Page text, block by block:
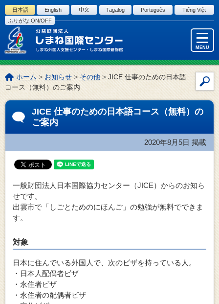
このページの本文へ
日本語 English 中文 Tagalog Português
Tiếng Việt
ふりがな ON/OFF
MENU
イ
索
こ
の
ペ
ホーム > お知らせ > その他>JICE 仕事のための日本語
コース（無料）のご案内
JICE 仕事のための日本語コース（無料）の
ご案内
2020年8月5日 掲載
一般財団法人日本国際協力センター（JICE）からのお知ら
せです。
出雲市で「しごとためのにほんご」の勉強が無料でできま
す。
対象
日本に住んでいる外国人で、次のビザを持っている人。
・日本人配偶者ビザ
・永住者ビザ
・永住者の配偶者ビザ